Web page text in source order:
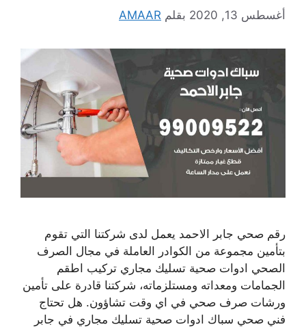
أغسطس 13, 2020 بقلم AMAAR
رقم صحي جابر الاحمد يعمل لدى شركتنا التي تقوم
بتأمين مجموعة من الكوادر العاملة في مجال الصرف
الصحي ادوات صحية تسليك مجاري تركيب اطقم
الجمامات ومعداته ومستلزماته، شركتنا قادرة على تأمين
ورشات صرف صحي في اي وقت تشاؤون. هل تحتاج
فني صحي سباك ادوات صحية تسليك مجاري في جابر